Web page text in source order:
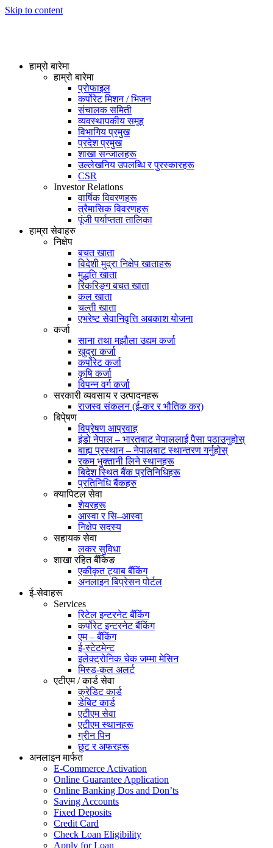
Skip to content
हाम्रो बारेमा
हाम्रो बारेमा
प्रोफाइल
कर्पोरेट मिशन / भिजन
संचालक समिती
व्यवस्थापकीय समूह
विभागिय प्रमुख
प्रदेश प्रमुख
शाखा सन्जालहरू
उल्लेखनिय उपलब्धि र पुरस्कारहरू
CSR
Investor Relations
वार्षिक विवरणहरू
त्रैमासिक विवरणहरू
पूंजी पर्याप्तता तालिका
हाम्रा सेवाहरु
निक्षेप
बचत खाता
विदेशी मुद्रा निक्षेप खाताहरू
मुद्धति खाता
रिकरिङ्ग बचत खाता
कल खाता
चल्ती खाता
एभरेष्ट सेवानिवृत्ति अबकाश योजना
कर्जा
साना तथा मझौला उद्यम कर्जा
खुद्रा कर्जा
कर्पोरेट कर्जा
कृषि कर्जा
विपन्न वर्ग कर्जा
सरकारी व्यवसाय र उत्पादनहरू
राजस्व संकलन (ई-कर र भौतिक कर)
बिपे्षण
विप्रेषण आप्रवाह
इंडो नेपाल – भारतबाट नेपाललाई पैसा पठाउनुहोस्
बाह्य प्रस्थान – नेपालबाट स्थान्तरण गर्नुहोस्
रकम भुक्तानी लिने स्थानहरू
बिदेश स्थित बैंक प्रतिनिधिहरू
प्रतिनिधि बैंकहरु
क्यापिटल सेवा
शेयरहरू
आस्वा र सि–आस्वा
निक्षेप सदस्य
सहायक सेवा
लकर सुविधा
शाखा रहित बैंकिङ
एकीकृत ट्याब बैंकिंग
अनलाइन बिप्रेसन पोर्टल
ई-सेवाहरू
Services
रिटेल इन्टरनेट बैंकिंग
कर्पोरेट इन्टरनेट बैंकिंग
एम – बैंकिंग
ई-स्टेटमेन्ट
इलेक्ट्रोनिक चेक जम्मा मेसिन
मिस्ड-कल अलर्ट
एटीएम / कार्ड सेवा
क्रेडिट कार्ड
डेबिट कार्ड
एटीएम सेवा
एटीएम स्थानहरू
ग्रीन पिन
छुट र अफरहरू
अनलाइन मार्फत
E-Commerce Activation
Online Guarantee Application
Online Banking Dos and Don’ts
Saving Accounts
Fixed Deposits
Credit Card
Check Loan Eligibility
Apply for Loan